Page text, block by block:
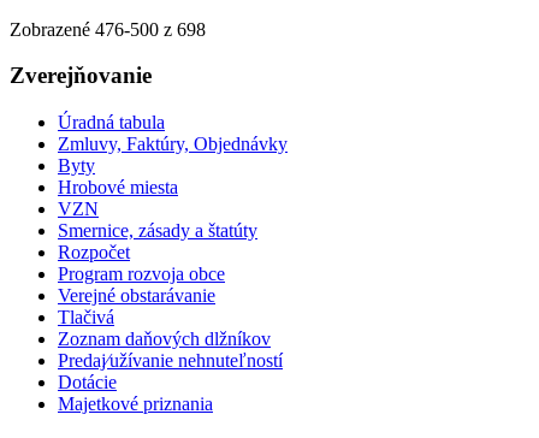
Zobrazené 476-500 z 698
Zverejňovanie
Úradná tabula
Zmluvy, Faktúry, Objednávky
Byty
Hrobové miesta
VZN
Smernice, zásady a štatúty
Rozpočet
Program rozvoja obce
Verejné obstarávanie
Tlačivá
Zoznam daňových dlžníkov
Predaj⁄užívanie nehnuteľností
Dotácie
Majetkové priznania